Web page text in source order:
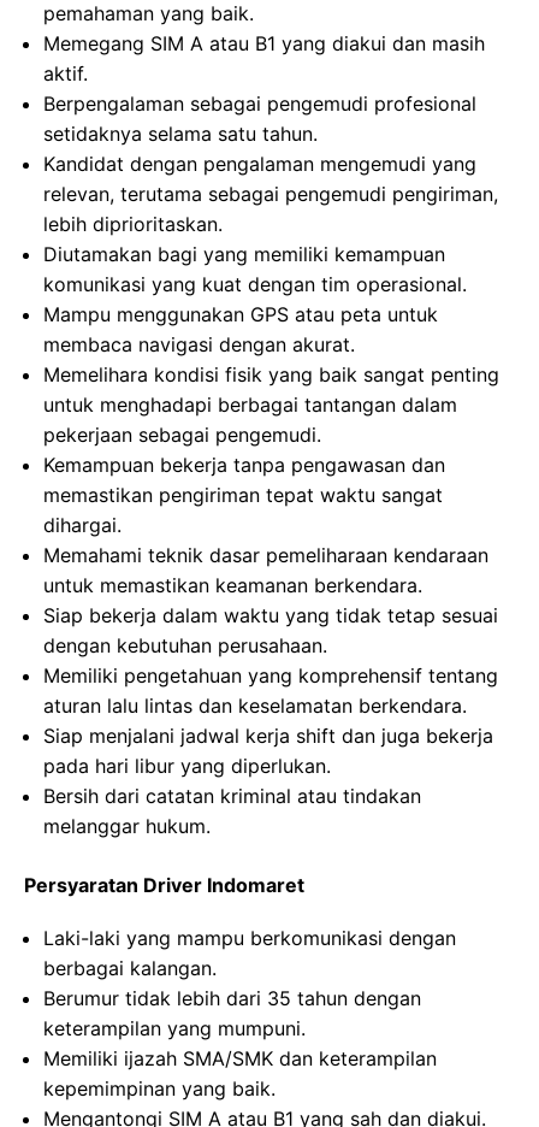
pemahaman yang baik.
Memegang SIM A atau B1 yang diakui dan masih
aktif.
Berpengalaman sebagai pengemudi profesional
setidaknya selama satu tahun.
Kandidat dengan pengalaman mengemudi yang
relevan, terutama sebagai pengemudi pengiriman,
lebih diprioritaskan.
Diutamakan bagi yang memiliki kemampuan
komunikasi yang kuat dengan tim operasional.
Mampu menggunakan GPS atau peta untuk
membaca navigasi dengan akurat.
Memelihara kondisi fisik yang baik sangat penting
untuk menghadapi berbagai tantangan dalam
pekerjaan sebagai pengemudi.
Kemampuan bekerja tanpa pengawasan dan
memastikan pengiriman tepat waktu sangat
dihargai.
Memahami teknik dasar pemeliharaan kendaraan
untuk memastikan keamanan berkendara.
Siap bekerja dalam waktu yang tidak tetap sesuai
dengan kebutuhan perusahaan.
Memiliki pengetahuan yang komprehensif tentang
aturan lalu lintas dan keselamatan berkendara.
Siap menjalani jadwal kerja shift dan juga bekerja
pada hari libur yang diperlukan.
Bersih dari catatan kriminal atau tindakan
melanggar hukum.
Persyaratan Driver Indomaret
Laki-laki yang mampu berkomunikasi dengan
berbagai kalangan.
Berumur tidak lebih dari 35 tahun dengan
keterampilan yang mumpuni.
Memiliki ijazah SMA/SMK dan keterampilan
kepemimpinan yang baik.
Mengantongi SIM A atau B1 yang sah dan diakui.